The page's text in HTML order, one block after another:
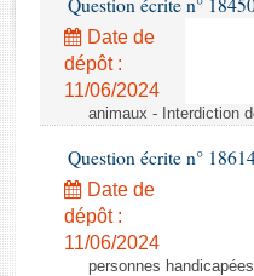
Rapports d'enquête
Rapports législatifs
Rapports sur l'application
Baromètre de l’application
Dossiers législatifs
Budget et sécurité sociale
Questions écrites et orales
Comptes rendus des débats
Question écrite n°
Date de
dépôt :
11/06/2024
animaux - Interdiction
Question écrite n°
Date de
dépôt :
11/06/2024
personnes